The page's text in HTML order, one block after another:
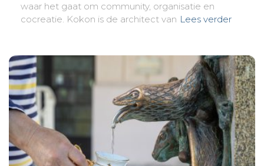
waar het gaat om community, organisatie en
cocreatie. Kokon is de architect van Lees verder